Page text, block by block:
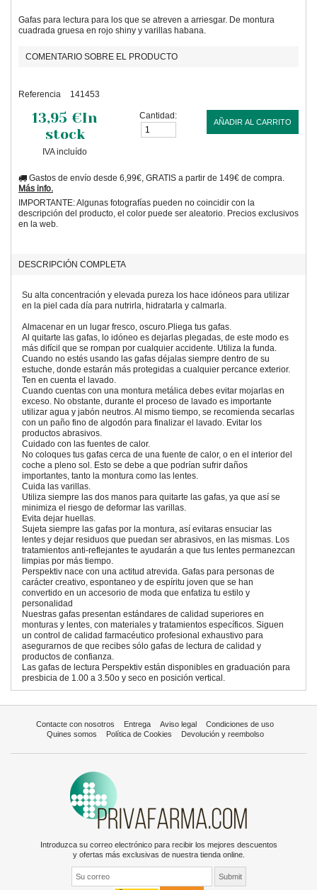
Gafas para lectura para los que se atreven a arriesgar. De montura
cuadrada gruesa en rojo shiny y varillas habana.
COMENTARIO SOBRE EL PRODUCTO
Referencia 141453
13,95 €In
stock
IVA incluído
Cantidad:
AÑADIR AL CARRITO
Gastos de envío desde 6,99€, GRATIS a partir de 149€ de compra.
Más info.
IMPORTANTE: Algunas fotografías pueden no coincidir con la
descripción del producto, el color puede ser aleatorio. Precios exclusivos
en la web.
DESCRIPCIÓN COMPLETA
Su alta concentración y elevada pureza los hace idóneos para utilizar
en la piel cada día para nutrirla, hidratarla y calmarla.
Almacenar en un lugar fresco, oscuro.Pliega tus gafas.
Al quitarte las gafas, lo idóneo es dejarlas plegadas, de este modo es
más difícil que se rompan por cualquier accidente. Utiliza la funda.
Cuando no estés usando las gafas déjalas siempre dentro de su
estuche, donde estarán más protegidas a cualquier percance exterior.
Ten en cuenta el lavado.
Cuando cuentas con una montura metálica debes evitar mojarlas en
exceso. No obstante, durante el proceso de lavado es importante
utilizar agua y jabón neutros. Al mismo tiempo, se recomienda secarlas
con un paño fino de algodón para finalizar el lavado. Evitar los
productos abrasivos.
Cuidado con las fuentes de calor.
No coloques tus gafas cerca de una fuente de calor, o en el interior del
coche a pleno sol. Esto se debe a que podrían sufrir daños
importantes, tanto la montura como las lentes.
Cuida las varillas.
Utiliza siempre las dos manos para quitarte las gafas, ya que así se
minimiza el riesgo de deformar las varillas.
Evita dejar huellas.
Sujeta siempre las gafas por la montura, así evitaras ensuciar las
lentes y dejar residuos que puedan ser abrasivos, en las mismas. Los
tratamientos anti-reflejantes te ayudarán a que tus lentes permanezcan
limpias por más tiempo.
Perspektiv nace con una actitud atrevida. Gafas para personas de
carácter creativo, espontaneo y de espíritu joven que se han
convertido en un accesorio de moda que enfatiza tu estilo y
personalidad
Nuestras gafas presentan estándares de calidad superiores en
monturas y lentes, con materiales y tratamientos específicos. Siguen
un control de calidad farmacéutico profesional exhaustivo para
asegurarnos de que recibes sólo gafas de lectura de calidad y
productos de confianza.
Las gafas de lectura Perspektiv están disponibles en graduación para
presbicia de 1.00 a 3.50o y seco en posición vertical.
Contacte con nosotros Entrega Aviso legal
Condiciones de uso
Quines somos
Política de Cookies Devolución y reembolso
Introduzca su correo electrónico para recibir los mejores descuentos
y ofertas más exclusivas de nuestra tienda online.